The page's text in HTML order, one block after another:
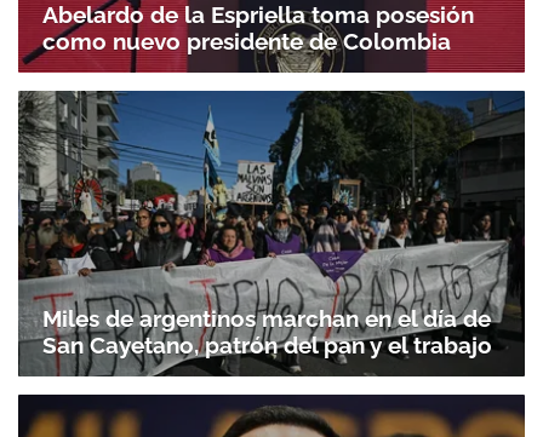
Abelardo de la Espriella toma posesión
como nuevo presidente de Colombia
Miles de argentinos marchan en el día de
San Cayetano, patrón del pan y el trabajo